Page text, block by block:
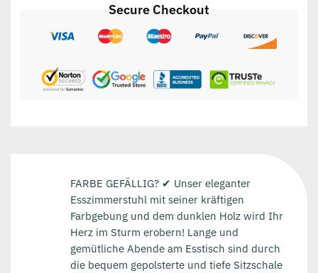
Secure Checkout
FARBE GEFÄLLIG? ✔ Unser eleganter
Esszimmerstuhl mit seiner kräftigen
Farbgebung und dem dunklen Holz wird Ihr
Herz im Sturm erobern! Lange und
gemütliche Abende am Esstisch sind durch
die bequem gepolsterte und tiefe Sitzschale